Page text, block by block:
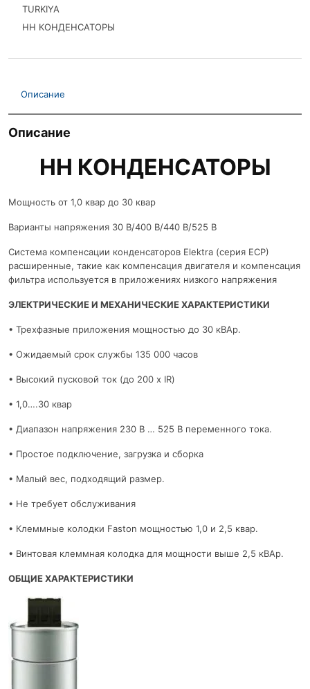
TURKIYA
НН КОНДЕНСАТОРЫ
Описание
Описание
НН КОНДЕНСАТОРЫ
Мощность от 1,0 квар до 30 квар
Варианты напряжения 30 В/400 В/440 В/525 В
Система компенсации конденсаторов Elektra (серия ECP)
расширенные, такие как компенсация двигателя и компенсация
фильтра используется в приложениях низкого напряжения
ЭЛЕКТРИЧЕСКИЕ И МЕХАНИЧЕСКИЕ ХАРАКТЕРИСТИКИ
• Трехфазные приложения мощностью до 30 кВАр.
• Ожидаемый срок службы 135 000 часов
• Высокий пусковой ток (до 200 x IR)
• 1,0….30 квар
• Диапазон напряжения 230 В … 525 В переменного тока.
• Простое подключение, загрузка и сборка
• Малый вес, подходящий размер.
• Не требует обслуживания
• Клеммные колодки Faston мощностью 1,0 и 2,5 квар.
• Винтовая клеммная колодка для мощности выше 2,5 кВАр.
ОБЩИЕ ХАРАКТЕРИСТИКИ